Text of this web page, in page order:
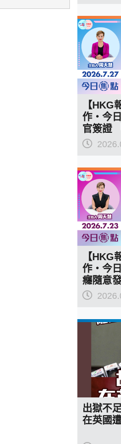
【HKG
作‧今
官簽證
或7.29
【HKG
作‧今
癮隨意
惡 又有
出獄不
在英國